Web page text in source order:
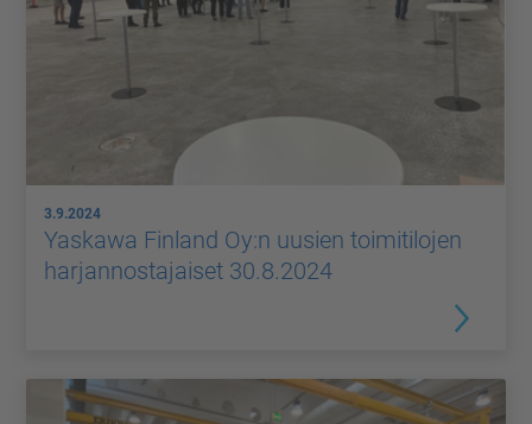
3.9.2024
Yaskawa Finland Oy:n uusien toimitilojen
harjannostajaiset 30.8.2024